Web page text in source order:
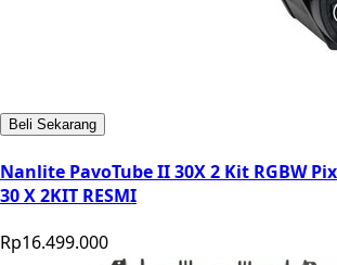
Beli Sekarang
Nanlite PavoTube II 30X 2 Kit RGBW
30 X 2KIT RESMI
Rp16.499.000